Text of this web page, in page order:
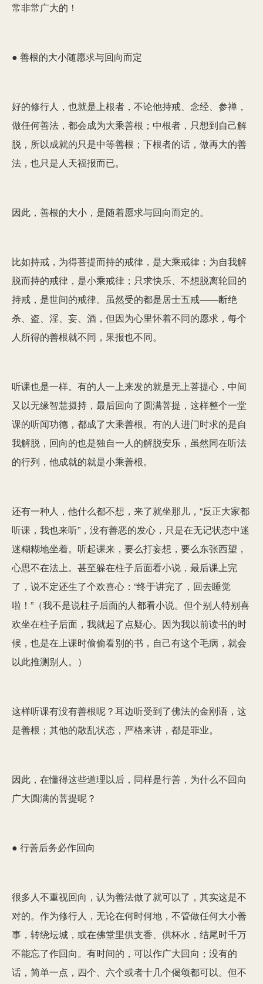
常非常广大的！
● 善根的大小随愿求与回向而定
好的修行人，也就是上根者，不论他持戒、念经、参禅，
做任何善法，都会成为大乘善根；中根者，只想到自己解
脱，所以成就的只是中等善根；下根者的话，做再大的善
法，也只是人天福报而已。
因此，善根的大小，是随着愿求与回向而定的。
比如持戒，为得菩提而持的戒律，是大乘戒律；为自我解
脱而持的戒律，是小乘戒律；只求快乐、不想脱离轮回的
持戒，是世间的戒律。虽然受的都是居士五戒――断绝
杀、盗、淫、妄、酒，但因为心里怀着不同的愿求，每个
人所得的善根就不同，果报也不同。
听课也是一样。有的人一上来发的就是无上菩提心，中间
又以无缘智慧摄持，最后回向了圆满菩提，这样整个一堂
课的听闻功德，都成了大乘善根。有的人进门时求的是自
我解脱，回向的也是独自一人的解脱安乐，虽然同在听法
的行列，他成就的就是小乘善根。
还有一种人，他什么都不想，来了就坐那儿，“反正大家都
听课，我也来听”，没有善恶的发心，只是在无记状态中迷
迷糊糊地坐着。听起课来，要么打妄想，要么东张西望，
心思不在法上。甚至躲在柱子后面看小说，最后课上完
了，说不定还生了个欢喜心：“终于讲完了，回去睡觉
啦！”（我不是说柱子后面的人都看小说。但个别人特别喜
欢坐在柱子后面，我就起了点疑心。因为我以前读书的时
候，也是在上课时偷偷看别的书，自己有这个毛病，就会
以此推测别人。）
这样听课有没有善根呢？耳边听受到了佛法的金刚语，这
是善根；其他的散乱状态，严格来讲，都是罪业。
因此，在懂得这些道理以后，同样是行善，为什么不回向
广大圆满的菩提呢？
● 行善后务必作回向
很多人不重视回向，认为善法做了就可以了，其实这是不
对的。作为修行人，无论在何时何地，不管做任何大小善
事，转绕坛城，或在佛堂里供支香、供杯水，结尾时千万
不能忘了作回向。有时间的，可以作广大回向；没有的
话，简单一点，四个、六个或者十几个偈颂都可以。但不